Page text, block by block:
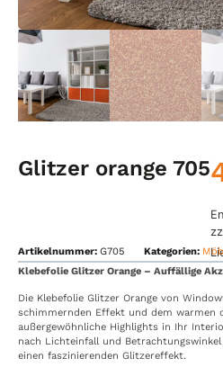
Glitzer orange 705
Artikelnummer: G705 Kategorien:
Klebefolie Glitzer Orange – Auffällige
Die Klebefolie Glitzer Orange von
schimmernden Effekt und dem warmen
außergewöhnliche Highlights in Ihr
nach Lichteinfall und
einen faszinierenden Glitzereffekt.